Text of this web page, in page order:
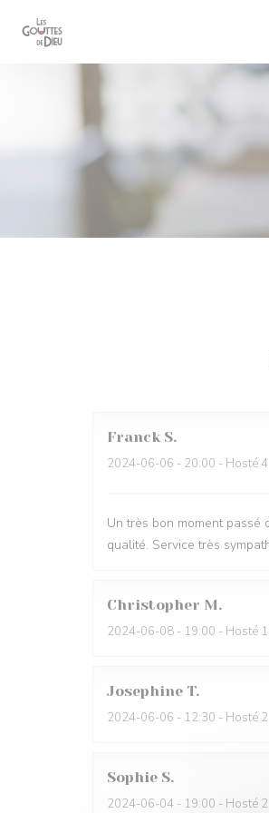
Franck S
2024-06-06 - 20:00 - Hosté 4
Un très bon moment
qualité. Service très
Christopher M
2024-06-08 - 19:00 - Hosté
Josephine T
2024-06-06 - 12:30 - Hosté 2
Sophie S
2024-06-04 - 19:00 - Hosté 2